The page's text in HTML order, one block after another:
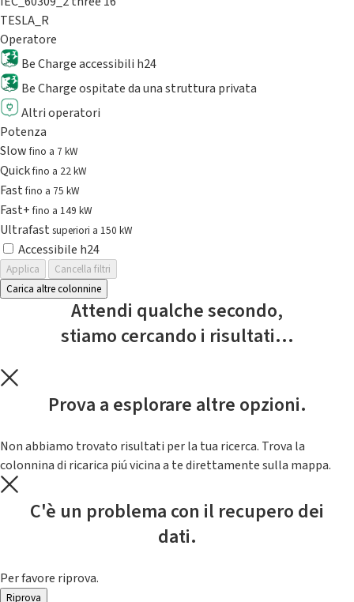
TESLA_R
Operatore
Be Charge accessibili h24
Be Charge ospitate da una struttura privata
Altri operatori
Potenza
Slowfino a 7 kW
Quickfino a 22 kW
Fastfino a 75 kW
Fast+fino a 149 kW
Ultrafast superiori a 150 kW
Accessibile h24
Applica
Cancella filtri
Carica altre colonnine
Attendi qualche secondo,
stiamo cercando i risultati...
Prova a esplorare altre opzioni.
Non abbiamo trovato risultati per la tua ricerca. Trova la
colonnina di ricarica piú vicina a te direttamente sulla mappa.
C'è un problema con il recupero dei
dati.
Per favore riprova.
Riprova